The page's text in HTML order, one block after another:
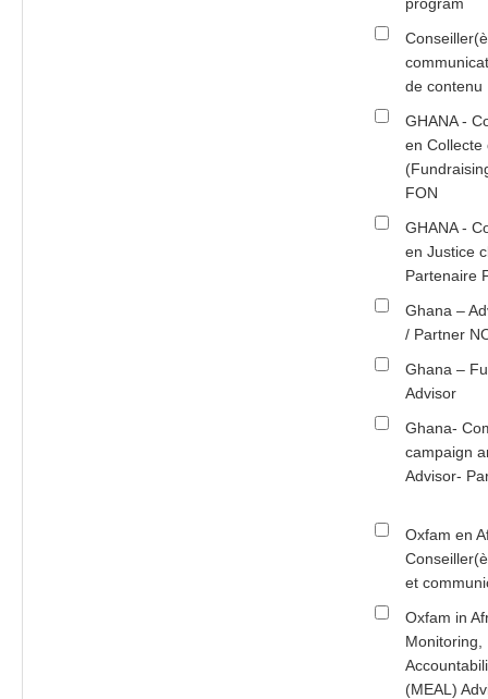
de
GHANA -
en Collecte
FON
GHANA -
en Justice
Partenaire
Ghana –
/ Partner
Ghana –
Advisor
Ghana-
campaign
Advisor-
Oxfam en
et
Oxfam in
Monitoring,
(MEAL)